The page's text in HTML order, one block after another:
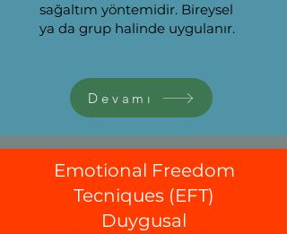
sağaltım yöntemidir. Bireysel
ya da grup halinde uygulanır.
Devamı
Emotional Freedom
Tecniques (EFT)
Duygusal